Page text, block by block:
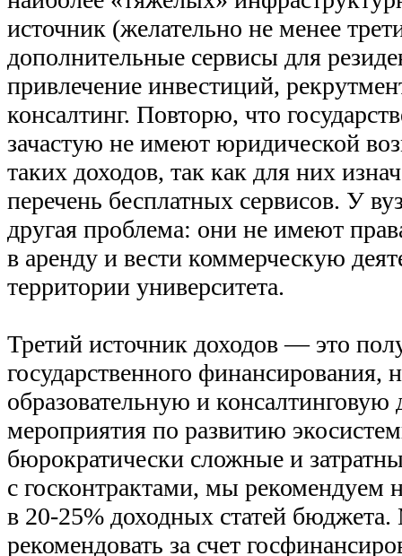
источник (желательно не менее
дополнительные сервисы для
привлечение инвестиций,
консалтинг. Повторю, что
зачастую не имеют юридической
таких доходов, так как для них
перечень бесплатных сервисов. У
другая проблема: они не имеют
в аренду и вести коммерческую
территории университета.
Третий источник доходов — это
государственного финансирования,
образовательную и консалтинговую
мероприятия по развитию
бюрократически сложные и
с госконтрактами, мы рекомендуем
в 20-25% доходных статей
рекомендовать за счет